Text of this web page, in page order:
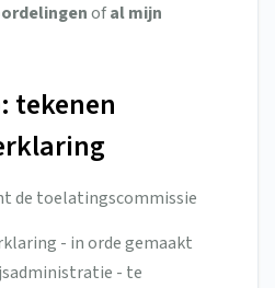
ofal mijn
tekenen
de toelatingscommissie
- in orde gemaakt
- te